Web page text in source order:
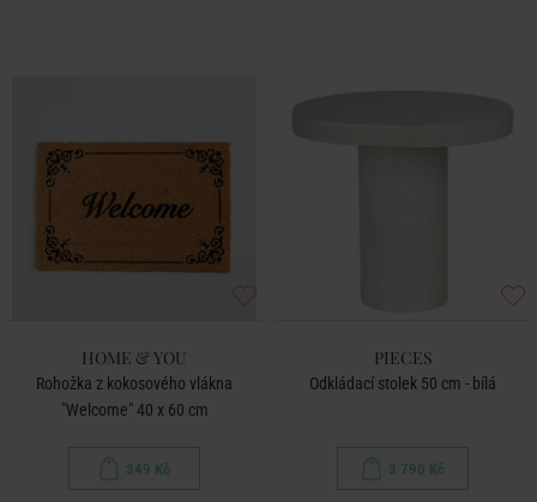
HOME & YOU
Rohožka z kokosového vlákna
"Welcome" 40 x 60 cm
349 Kč
PIECES
Odkládací stolek 50 cm - bílá
3 790 Kč